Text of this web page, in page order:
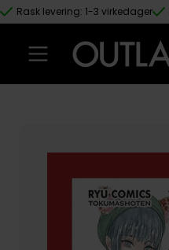
Hopp til hovedinnhold
Rask levering: 1-3 virkedager